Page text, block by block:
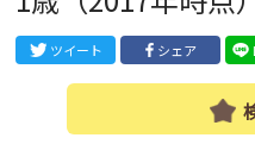
ツイート シェア